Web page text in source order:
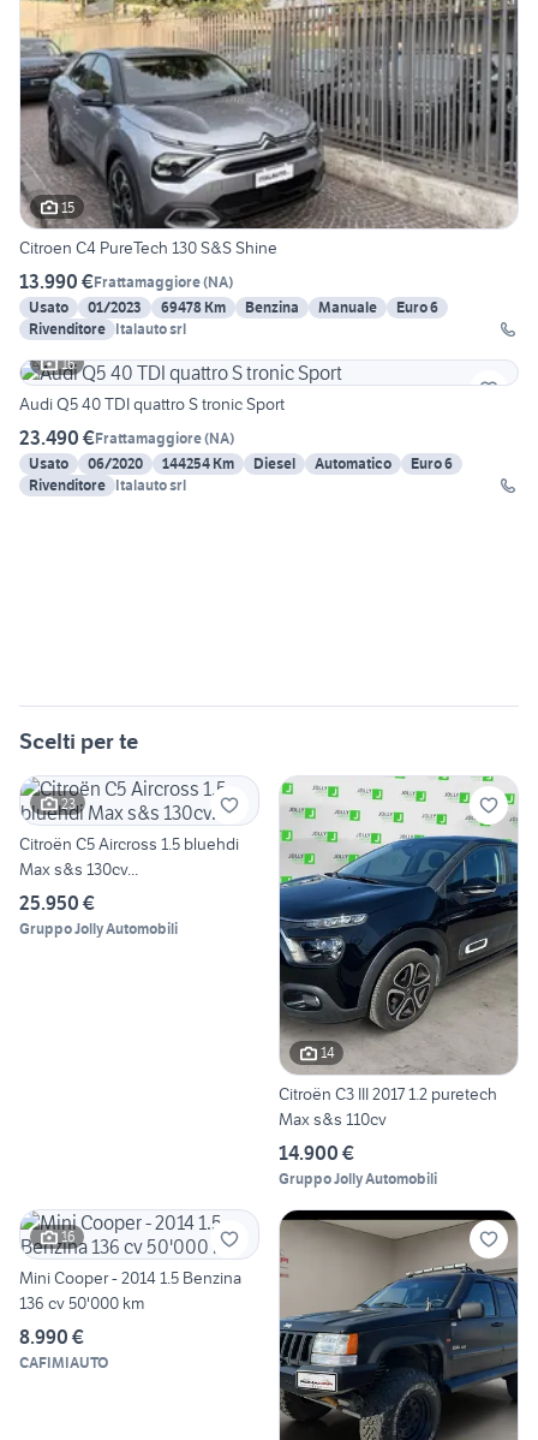
15
Citroen C4 PureTech 130 S&S Shine
13.990 €Frattamaggiore(NA)
Usato
01/2023 69478 Km Benzina Manuale
Euro 6
Rivenditore Italauto srl
16
Audi Q5 40 TDI quattro S tronic Sport
23.490 €Frattamaggiore(NA)
Usato
06/2020 144254 Km Diesel Automatico
Euro 6
Rivenditore Italauto srl
Scelti per te
23
Citroën C5 Aircross 1.5 bluehdi
Max s&s 130cv...
25.950 €
Gruppo Jolly Automobili
14
Citroën C3 III 2017 1.2 puretech
Max s&s 110cv
14.900 €
Gruppo Jolly Automobili
16
Mini Cooper - 2014 1.5 Benzina
136 cv 50'000 km
8.990 €
CAFIMIAUTO